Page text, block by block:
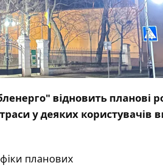
відновить планові
у деяких користувачів
планових